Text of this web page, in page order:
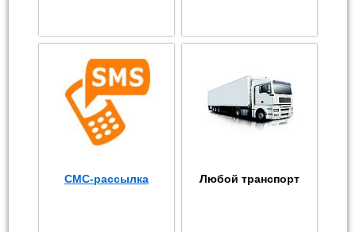
СМС-рассылка Любой транспорт